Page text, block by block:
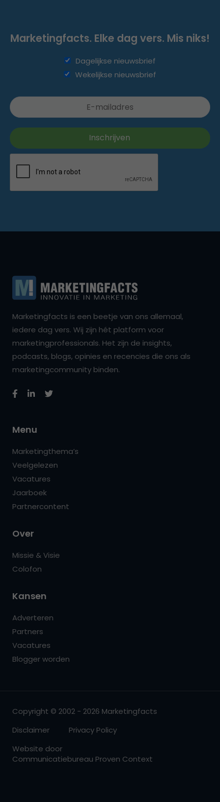
Marketingfacts. Elke dag vers. Mis niks!
Dagelijkse nieuwsbrief
Wekelijkse nieuwsbrief
Marketingfacts is een beetje van ons allemaal,
iedere dag vers. Wij zijn hét platform voor
marketingprofessionals. Het zijn de insights,
podcasts, blogs, opinies en recencies die ons als
marketingcommunity binden.
Menu
Marketingthema’s
Veelgelezen
Vacatures
Jaarboek
Partnercontent
Over
Missie & Visie
Colofon
Kansen
Adverteren
Partners
Vacatures
Blogger worden
Copyright © 2002 - 2026 Marketingfacts
Disclaimer
Privacy Policy
Website door
Communicatiebureau Proven Context